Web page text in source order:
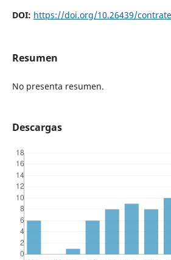
DOI: https://doi.org/10.26439/
Resumen
No presenta resumen.
Descargas